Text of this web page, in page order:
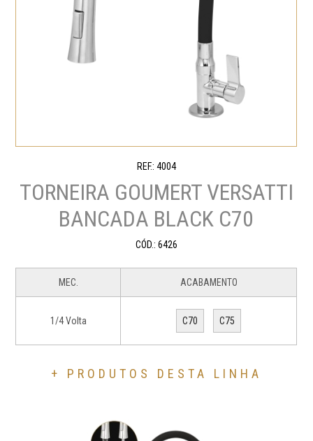
REF.: 4004
TORNEIRA GOUMERT VERSATTI
BANCADA BLACK C70
CÓD.: 6426
MEC. ACABAMENTO
1/4 Volta C70 C75
+ PRODUTOS DESTA LINHA